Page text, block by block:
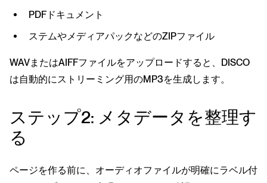
PDFドキュメント
ステムやメディアパックなどのZIPファイル
WAVまたはAIFFファイルをアップロードすると、DISCO
は自動的にストリーミング用のMP3を生成します。
ステップ2: メタデータを整理す
る
ページを作る前に、オーディオファイルが明確にラベル付